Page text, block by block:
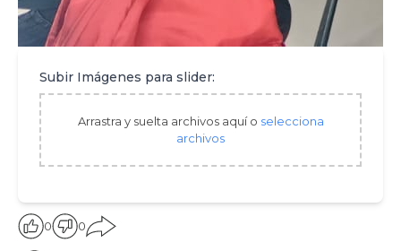
Subir Imágenes para slider:
Arrastra y suelta archivos aquí o selecciona
archivos
0 0